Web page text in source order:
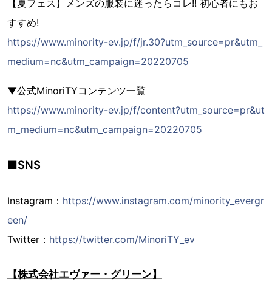
【夏フェス】メンズの服装に迷ったらコレ!! 初心者にもお
すすめ!
https://www.minority-ev.jp/f/jr.30?utm_source=pr&utm_
medium=nc&utm_campaign=20220705
▼公式MinoriTYコンテンツ一覧
https://www.minority-ev.jp/f/content?utm_source=pr&ut
m_medium=nc&utm_campaign=20220705
■SNS
Instagram： https://www.instagram.com/minority_evergr
een/
Twitter： https://twitter.com/MinoriTY_ev
【株式会社エヴァー・グリーン】